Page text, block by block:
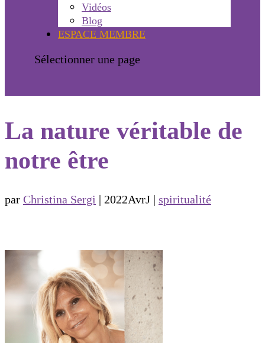
Vidéos
Blog
ESPACE MEMBRE
Sélectionner une page
La nature véritable de
notre être
par Christina Sergi | 2022AvrJ | spiritualité